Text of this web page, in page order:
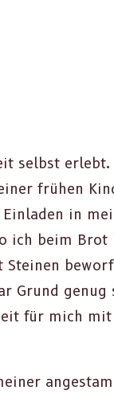
selb­st erlebt.
frühen
in
ich beim Brot
Grund genug
für mich mit